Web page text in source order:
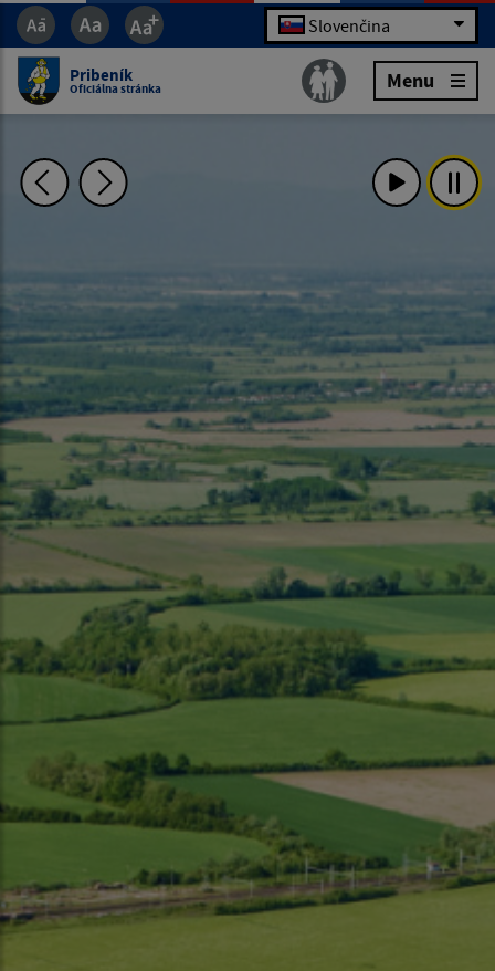
Slovenčina
Pribeník
Oficiálna stránka Menu